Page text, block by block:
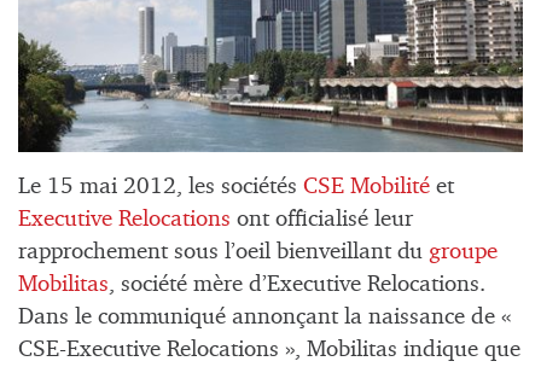
Le 15 mai 2012, les sociétés CSE Mobilité et
Executive Relocations ont officialisé leur
rapprochement sous l’oeil bienveillant du groupe
Mobilitas, société mère d’Executive Relocations.
Dans le communiqué annonçant la naissance de «
CSE-Executive Relocations », Mobilitas indique que